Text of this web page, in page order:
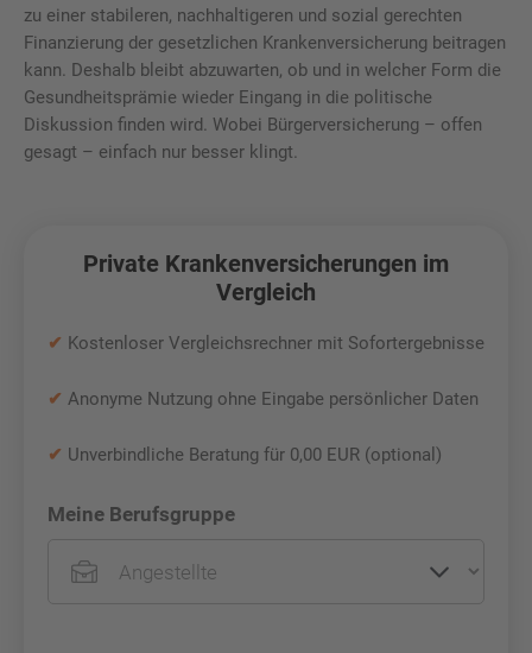
zu einer stabileren, nachhaltigeren und sozial gerechten
Finanzierung der gesetzlichen Krankenversicherung beitragen
kann. Deshalb bleibt abzuwarten, ob und in welcher Form die
Gesundheitsprämie wieder Eingang in die politische
Diskussion finden wird. Wobei Bürgerversicherung – offen
gesagt – einfach nur besser klingt.
Private Krankenversicherungen im
Vergleich
✔ Kostenloser Vergleichsrechner mit Sofortergebnisse
✔ Anonyme Nutzung ohne Eingabe persönlicher Daten
✔ Unverbindliche Beratung für 0,00 EUR (optional)
Meine Berufsgruppe